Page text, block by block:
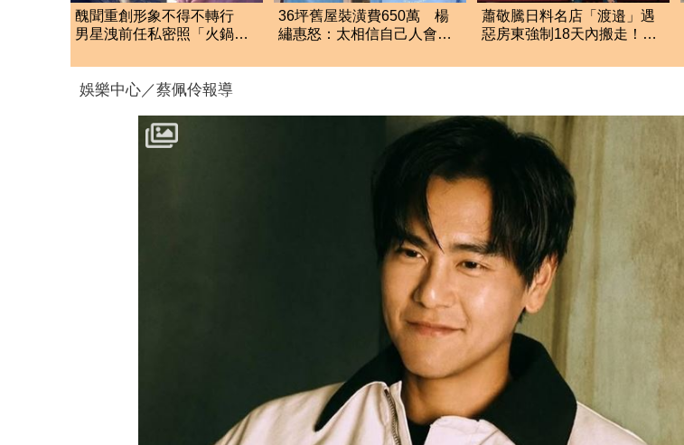
醜聞重創形象不得不轉行
男星洩前任私密照「火鍋店
36坪舊屋裝潢費650萬 楊
繡惠怒：太相信自己人會被
蕭敬騰日料名店「渡邉」遇
惡房東強制18天內搬走！逼
娛樂中心／蔡佩伶報導